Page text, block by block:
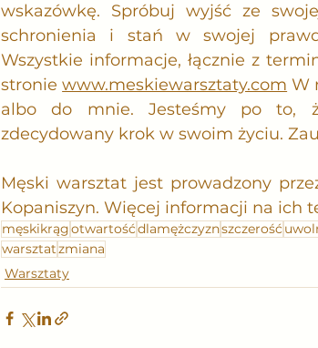
wskazówkę. Spróbuj wyjść ze
schronienia i stań w swojej
Wszystkie informacje, łącznie z
stronie www.meskiewarsztaty.com W
albo do mnie. Jesteśmy po to,
zdecydowany krok w swoim życiu.
Męski warsztat jest prowadzony
Kopaniszyn. Więcej informacji na ich
męskikrągotwartośćdlamężczyznszczerość
warsztatzmiana
Warsztaty